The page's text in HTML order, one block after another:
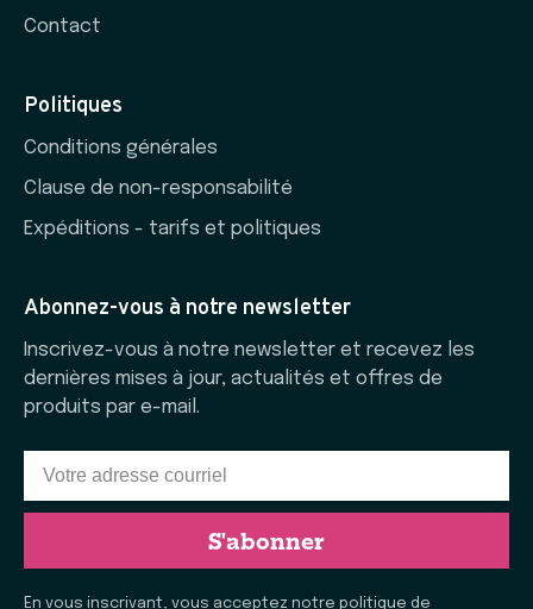
Contact
Politiques
Conditions générales
Clause de non-responsabilité
Expéditions - tarifs et politiques
Abonnez-vous à notre newsletter
Inscrivez-vous à notre newsletter et recevez les
dernières mises à jour, actualités et offres de
produits par e-mail.
S'abonner
En vous inscrivant, vous acceptez notre politique de